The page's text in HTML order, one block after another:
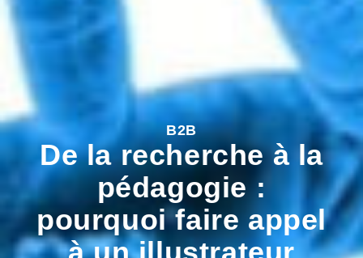
B2B
De la recherche à la
pédagogie :
pourquoi faire appel